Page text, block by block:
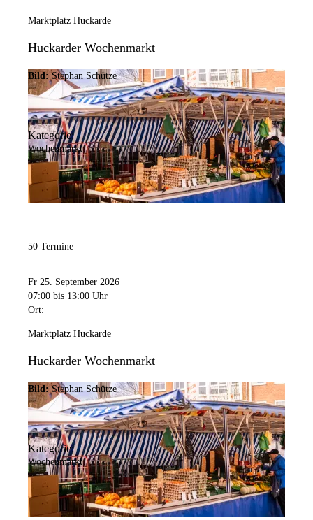
Marktplatz Huckarde
Huckarder Wochenmarkt
Bild: Stephan Schütze
Kategorie:
Wochenmarkt
50 Termine
Fr 25. September 2026
07:00 bis 13:00 Uhr
Ort:
Marktplatz Huckarde
Huckarder Wochenmarkt
Bild: Stephan Schütze
Kategorie:
Wochenmarkt